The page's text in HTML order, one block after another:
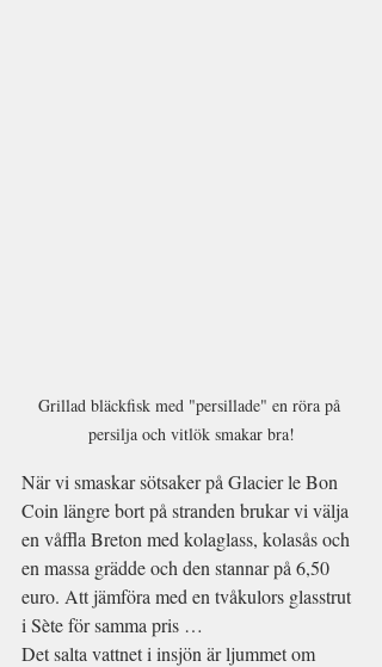
Grillad bläckfisk med "persillade" en röra på
persilja och vitlök smakar bra!
När vi smaskar sötsaker på Glacier le Bon
Coin längre bort på stranden brukar vi välja
en våffla Breton med kolaglass, kolasås och
en massa grädde och den stannar på 6,50
euro. Att jämföra med en tvåkulors glasstrut
i Sète för samma pris …
Det salta vattnet i insjön är ljummet om